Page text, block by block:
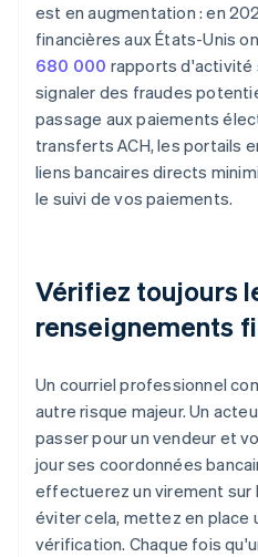
est en augmentation : en
financières aux États-Unis
680 000 rapports d'activité
signaler des fraudes
passage aux paiements
transferts ACH, les portails
liens bancaires directs
le suivi de vos paiements.
Vérifiez toujours
renseignements
Un courriel professionnel
autre risque majeur. Un
passer pour un vendeur et
jour ses coordonnées
effectuerez un virement sur
éviter cela, mettez en place
vérification. Chaque fois